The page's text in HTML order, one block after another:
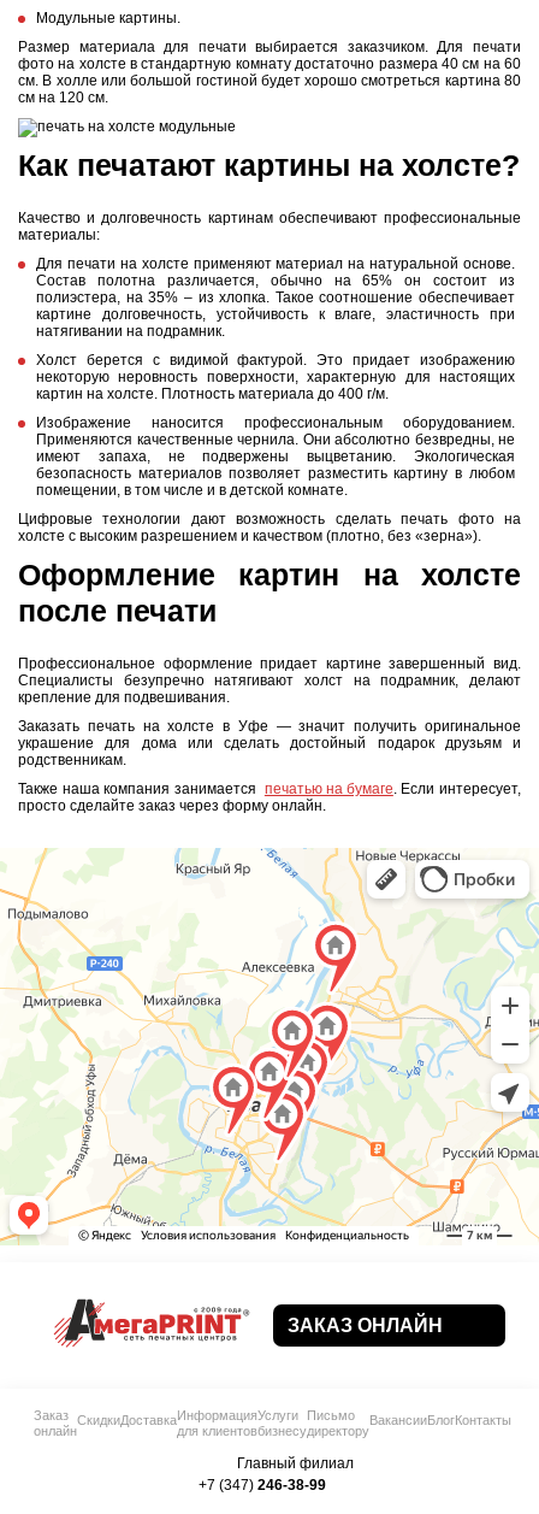
Модульные картины.
Размер материала для печати выбирается заказчиком. Для печати
фото на холсте в стандартную комнату достаточно размера 40 см на 60
см. В холле или большой гостиной будет хорошо смотреться картина 80
см на 120 см.
Как печатают картины на холсте?
Качество и долговечность картинам обеспечивают профессиональные
материалы:
Для печати на холсте применяют материал на натуральной основе.
Состав полотна различается, обычно на 65% он состоит из
полиэстера, на 35% – из хлопка. Такое соотношение обеспечивает
картине долговечность, устойчивость к влаге, эластичность при
натягивании на подрамник.
Холст берется с видимой фактурой. Это придает изображению
некоторую неровность поверхности, характерную для настоящих
картин на холсте. Плотность материала до 400 г/м.
Изображение наносится профессиональным оборудованием.
Применяются качественные чернила. Они абсолютно безвредны, не
имеют запаха, не подвержены выцветанию. Экологическая
безопасность материалов позволяет разместить картину в любом
помещении, в том числе и в детской комнате.
Цифровые технологии дают возможность сделать печать фото на
холсте с высоким разрешением и качеством (плотно, без «зерна»).
Оформление картин на холсте
после печати
Профессиональное оформление придает картине завершенный вид.
Специалисты безупречно натягивают холст на подрамник, делают
крепление для подвешивания.
Заказать печать на холсте в Уфе — значит получить оригинальное
украшение для дома или сделать достойный подарок друзьям и
родственникам.
Также наша компания занимается печатью на бумаге. Если интересует,
просто сделайте заказ через форму онлайн.
ЗАКАЗ ОНЛАЙН
Заказ
онлайн
СкидкиДоставкаИнформация
для клиентов
Услуги
бизнесу
Письмо
директору
ВакансииБлогКонтакты
Главный филиал
+7 (347) 246-38-99